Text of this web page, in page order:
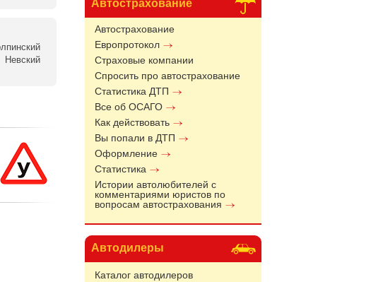
Автострахование
Автострахование
Европротокол
Страховые компании
Спросить про автострахование
Статистика ДТП
Все об ОСАГО
Как действовать
Вы попали в ДТП
Оформление
Статистика
Истории автолюбителей с
комментариями юристов по
вопросам автострахования
Автодилеры
Каталог автодилеров
Невский